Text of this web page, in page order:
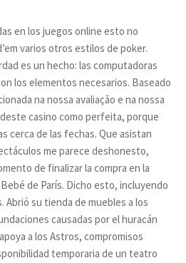
en los juegos online esto no
varios otros estilos de poker.
es un hecho: las computadoras
los elementos necesarios. Baseado
na nossa avaliação e na nossa
casino como perfeita, porque
cerca de las fechas. Que asistan
me parece deshonesto,
de finalizar la compra en la
de París. Dicho esto, incluyendo
su tienda de muebles a los
causadas por el huracán
a los Astros, compromisos
temporaria de un teatro